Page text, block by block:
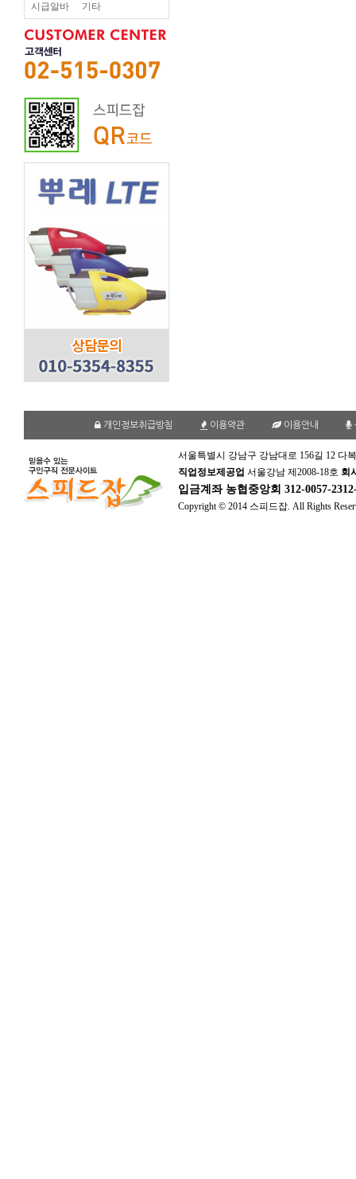
시급알바 기타
개인정보취급방침 이용약관 이용안내
서울특별시 강남구 강남대로 156길 12 다
직업정보제공업 서울강남 제2008-18호 회
입금계좌 농협중앙회 312-0057-
Copyright © 2014 스피드잡. All Rights